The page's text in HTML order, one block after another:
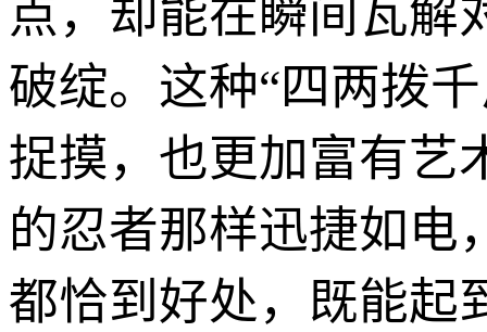
点，却能在瞬间瓦解
破绽。这种“四两拨
捉摸，也更加富有艺
的忍者那样迅捷如电
都恰到好处，既能起